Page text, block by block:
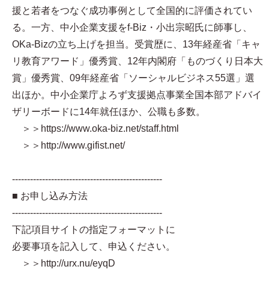
援と若者をつなぐ成功事例として全国的に評価されてい
る。一方、中小企業支援をf-Biz・小出宗昭氏に師事し、
OKa-Bizの立ち上げを担当。受賞歴に、13年経産省「キャ
リ教育アワード」優秀賞、12年内閣府「ものづくり日本大
賞」優秀賞、09年経産省「ソーシャルビジネス55選」選
出ほか。中小企業庁よろず支援拠点事業全国本部アドバイ
ザリーボードに14年就任ほか、公職も多数。
＞＞https://www.oka-biz.net/staff.html
＞＞http://www.gifist.net/
--------------------------------------------------
■ お申し込み方法
--------------------------------------------------
下記項目サイトの指定フォーマットに
必要事項を記入して、申込ください。
＞＞http://urx.nu/eyqD